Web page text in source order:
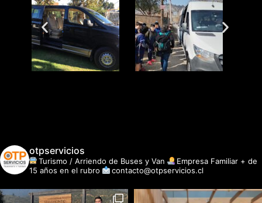
otpservicios
Turismo / Arriendo de Buses y Van
Empresa Familiar + de
15 años en el rubro
contacto@otpservicios.cl